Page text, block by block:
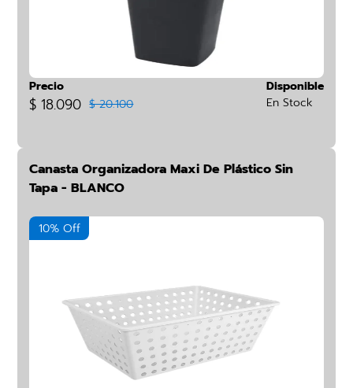
Precio
$ 18.090 $ 20.100
Disponible
En Stock
Canasta Organizadora Maxi De Plástico Sin
Tapa - BLANCO
10% Off